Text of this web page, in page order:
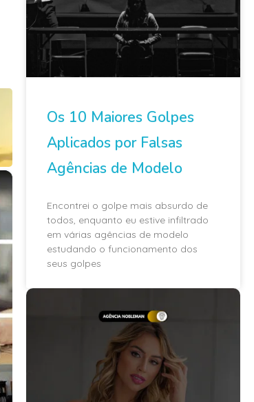
×
Os 10 Maiores Golpes
Aplicados por Falsas
Agências de Modelo
Encontrei o golpe mais absurdo de
todos, enquanto eu estive infiltrado
em várias agências de modelo
estudando o funcionamento dos
seus golpes